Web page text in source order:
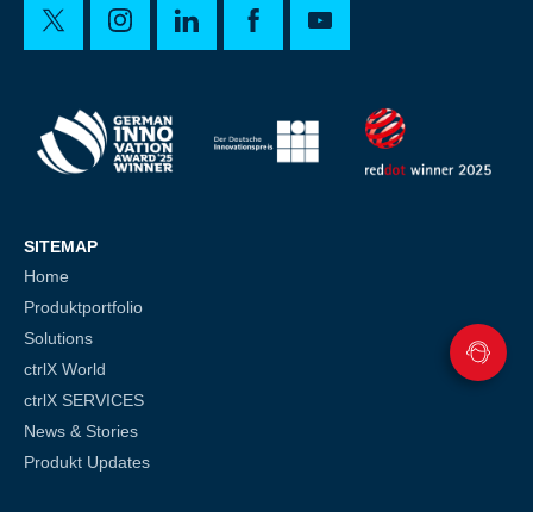
SITEMAP
Home
Produktportfolio
Solutions
ctrlX World
ctrlX SERVICES
News & Stories
Produkt Updates